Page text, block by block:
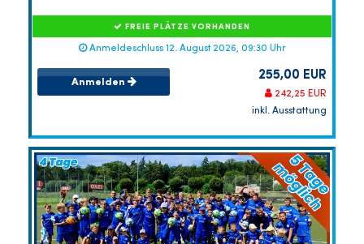
FREIE PLÄTZE VORHANDEN
Anmeldeschluss 12. August 2026, 09:30 Uhr
Anmelden 255,00 EUR
242,25 EUR
inkl. Ausstattung